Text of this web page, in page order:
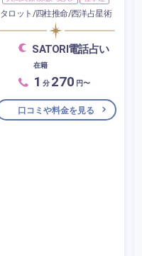
タロット/四柱推命/西洋占星術
SATORI電話占い
在籍
1 分 270 円〜
口コミや料金を見る